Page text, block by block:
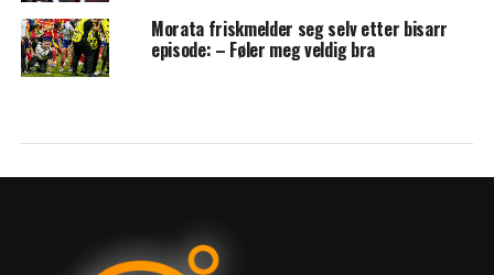
Morata friskmelder seg selv etter bisarr
episode: – Føler meg veldig bra